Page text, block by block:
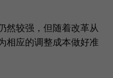
然较强，但随着改革从
相应的调整成本做好准